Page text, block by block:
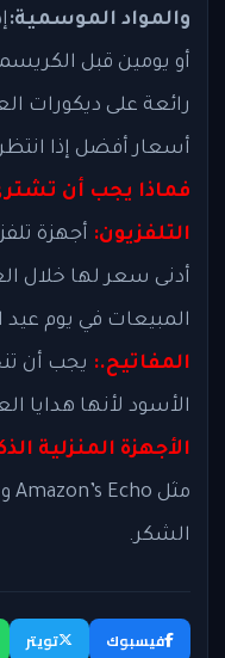
والمواد الموسمية:
أو يومين قبل
رائعة على ديكورات
أسعار أفضل إذا
فماذا يجب أن
التلفزيون:
أدنى سعر لها خلال
المبيعات في يوم عيد
المفاتيح.: يجب أن
الأسود لأنها هدايا
الأجهزة المنزلية
الشكر.
فيسبوك تويتر